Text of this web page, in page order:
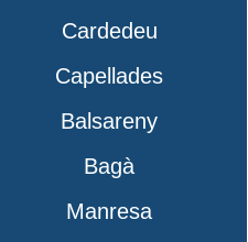
Cardedeu
Capellades
Balsareny
Bagà
Manresa